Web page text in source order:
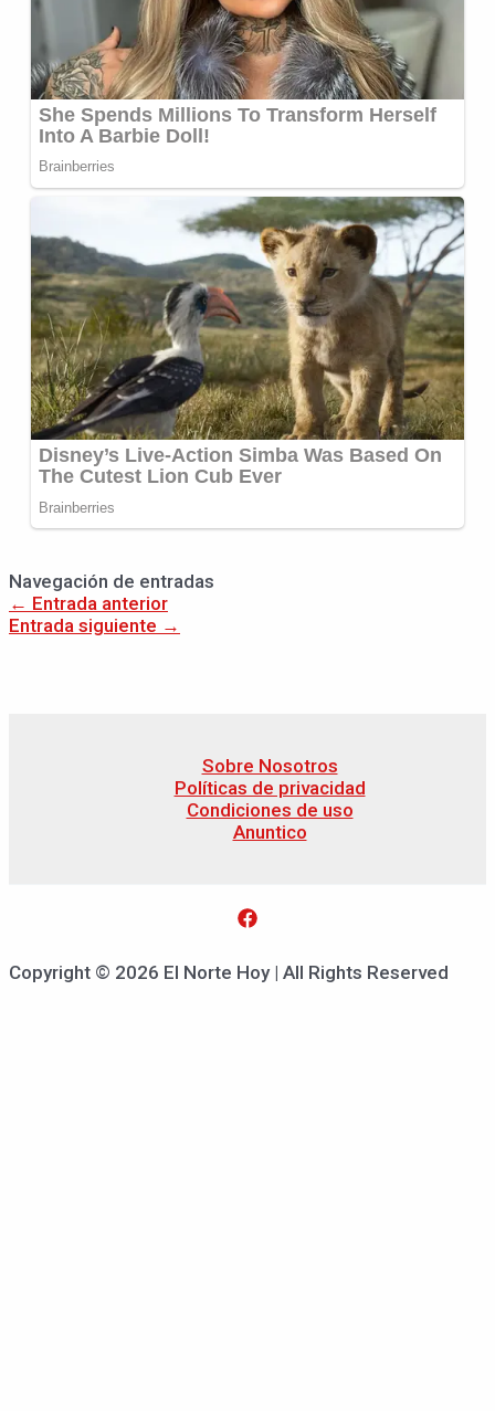
Navegación de entradas
← Entrada anterior
Entrada siguiente →
Sobre Nosotros
Políticas de privacidad
Condiciones de uso
Anuntico
Copyright © 2026 El Norte Hoy | All Rights Reserved